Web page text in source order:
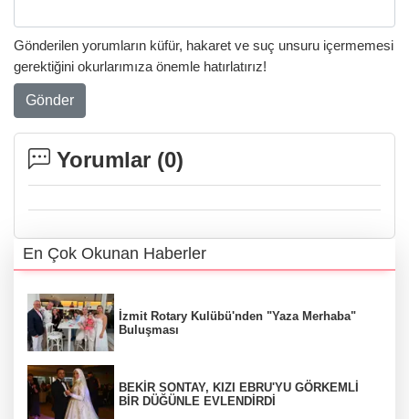
Gönderilen yorumların küfür, hakaret ve suç unsuru içermemesi
gerektiğini okurlarımıza önemle hatırlatırız!
Gönder
Yorumlar (0)
En Çok Okunan Haberler
İzmit Rotary Kulübü'nden "Yaza Merhaba"
Buluşması
BEKİR SONTAY, KIZI EBRU'YU GÖRKEMLİ
BİR DÜĞÜNLE EVLENDİRDİ